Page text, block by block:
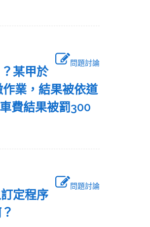
問題討論
某甲於
業，結果被依道
費結果被罰300
問題討論
定程序